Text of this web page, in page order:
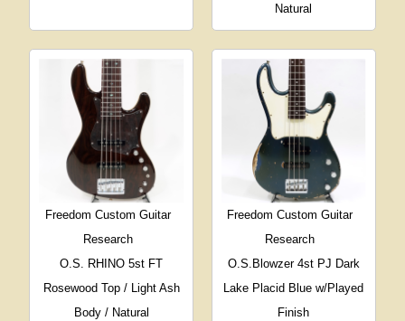
Natural
Freedom Custom Guitar
Research
O.S. RHINO 5st FT
Rosewood Top / Light Ash
Body / Natural
Freedom Custom Guitar
Research
O.S.Blowzer 4st PJ Dark
Lake Placid Blue w/Played
Finish